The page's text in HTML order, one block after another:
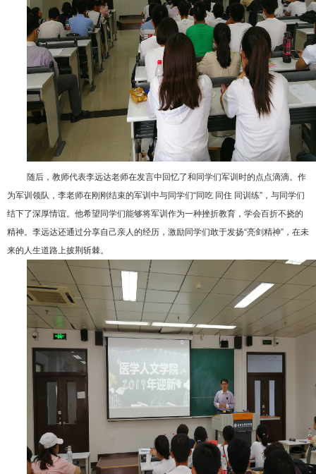
随后，教师代表李远达老师在发言中回忆了和同学们军训时的点点滴滴。作
为军训领队，李老师在刚刚结束的军训中与同学们“同吃 同住 同训练”，与同学们
结下了深厚情谊。他希望同学们能够将军训作为一种挫折教育，学会百折不挠的
精神。李远达还通过分享自己亲人的经历，激励同学们敢于发扬“亮剑精神”，在未
来的人生道路上披荆斩棘。